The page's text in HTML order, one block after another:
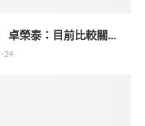
榮泰：目前比較關...
24